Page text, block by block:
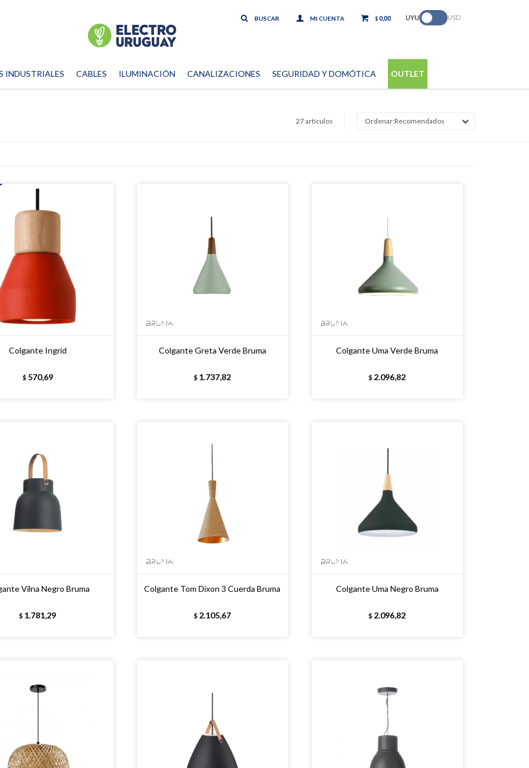
INDUSTRIALES CABLES ILUMINACIÓN CANALIZACIONES SEGURIDAD Y DOMÓTICA OUTLET
$0,00 UYU USD
27 artículos Recomendados
Colgante Ingrid
$ 570,69
Colgante Greta Verde Bruma
$ 1.737,82
Colgante Uma Verde Bruma
$ 2.096,82
Vilna Negro Bruma
$ 1.781,29
Colgante Tom Dixon 3 Cuerda Bruma
$ 2.105,67
Colgante Uma Negro Bruma
$ 2.096,82